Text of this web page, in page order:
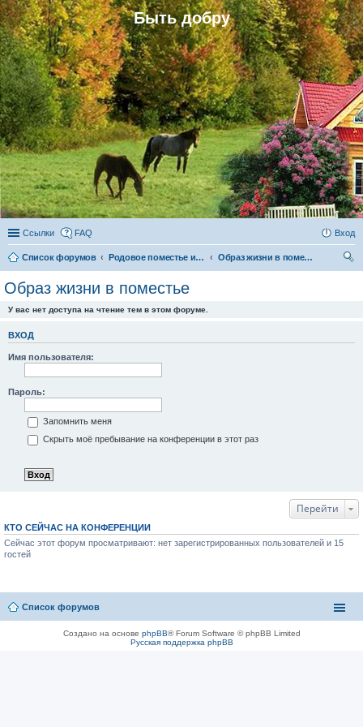
Быть добру
Ссылки FAQ Вход
Список форумов Родовое поместье и родовое поселение
Образ жизни в поместье
Образ жизни в поместье
У вас нет доступа на чтение тем в этом форуме.
ВХОД
Имя пользователя:
Пароль:
Запомнить меня
Скрыть моё пребывание на конференции в этот раз
Перейти
КТО СЕЙЧАС НА КОНФЕРЕНЦИИ
Сейчас этот форум просматривают: нет зарегистрированных пользователей и 15
гостей
Список форумов
Создано на основе phpBB® Forum Software © phpBB Limited
Русская поддержка phpBB